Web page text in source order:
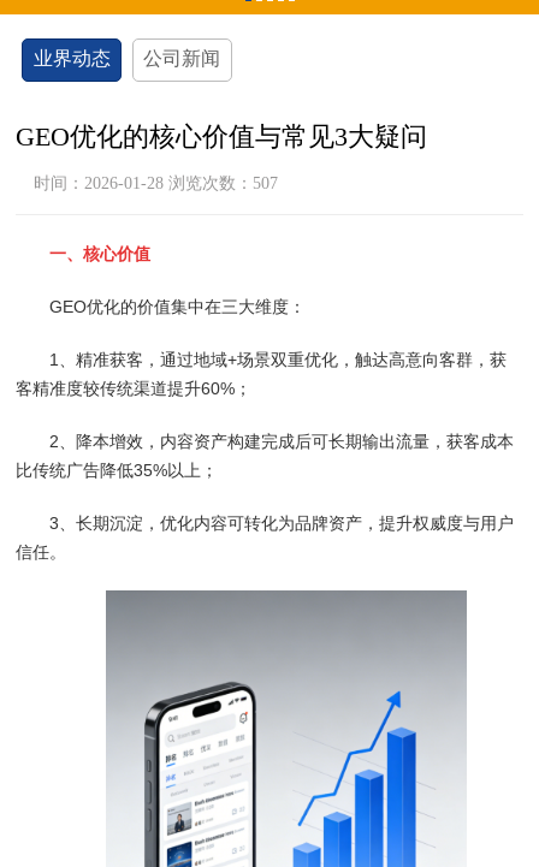
12345
业界动态 公司新闻
GEO优化的核心价值与常见3大疑问
时间：2026-01-28 浏览次数：507
一、核心价值
GEO优化的价值集中在三大维度：
1、精准获客，通过地域+场景双重优化，触达高意向客群，获
客精准度较传统渠道提升60%；
2、降本增效，内容资产构建完成后可长期输出流量，获客成本
比传统广告降低35%以上；
3、长期沉淀，优化内容可转化为品牌资产，提升权威度与用户
信任。